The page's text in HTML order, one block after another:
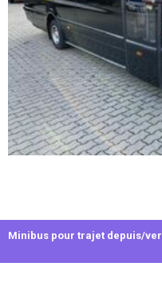
Minibus pour trajet depuis/